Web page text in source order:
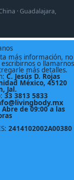
· Guadalajara,
más información, no
o llamarnos
más detalles.
C. Jesús D. Rojas
México, 45120
Jal.
33 3813 5833
Abre de 09:00 a las
2414102002A00380